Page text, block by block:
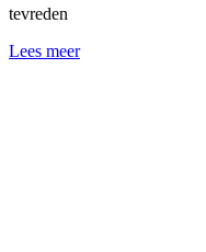
tevreden
Lees meer